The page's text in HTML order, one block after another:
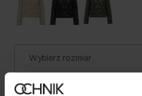
Wybierz rozmiar
Wysyłka w 1 dzień roboczy